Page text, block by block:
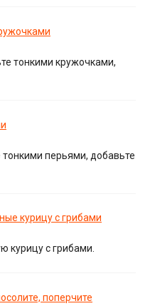
тонкими кружочками,
перьями, добавьте
курицу с грибами.